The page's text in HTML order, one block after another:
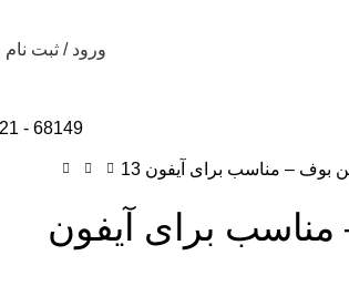
ورود / ثبت نام
68149 - 021
بوف – مناسب برای آیفون 13
برای آیفون